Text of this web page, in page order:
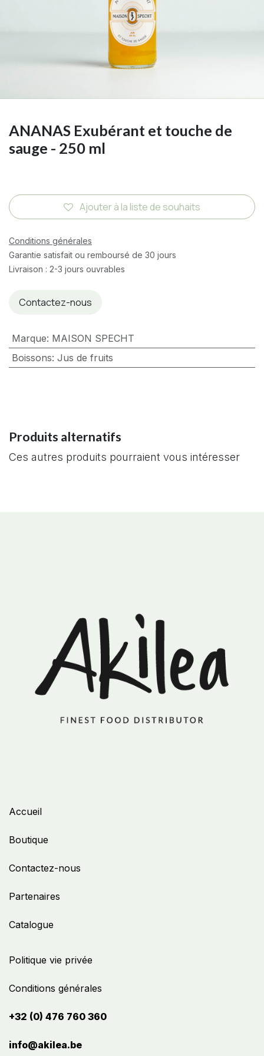
ANANAS Exubérant et touche de
sauge - 250 ml
Ajouter à la liste de souhaits
Conditions générales
Garantie satisfait ou remboursé de 30 jours
Livraison : 2-3 jours ouvrables
Contactez-nous
Marque: MAISON SPECHT
Boissons: Jus de fruits
Produits alternatifs
Ces autres produits pourraient vous intéresser
Politique vie privée
Conditions générales
+32 (0) 476 760 360
info@akilea.be​
Accueil
Boutique
Contactez-nous
Partenaires
Catalogue